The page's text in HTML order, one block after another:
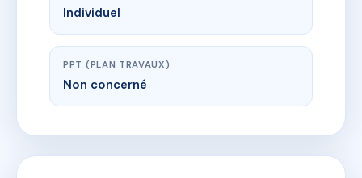
Individuel
PPT (PLAN TRAVAUX)
Non concerné